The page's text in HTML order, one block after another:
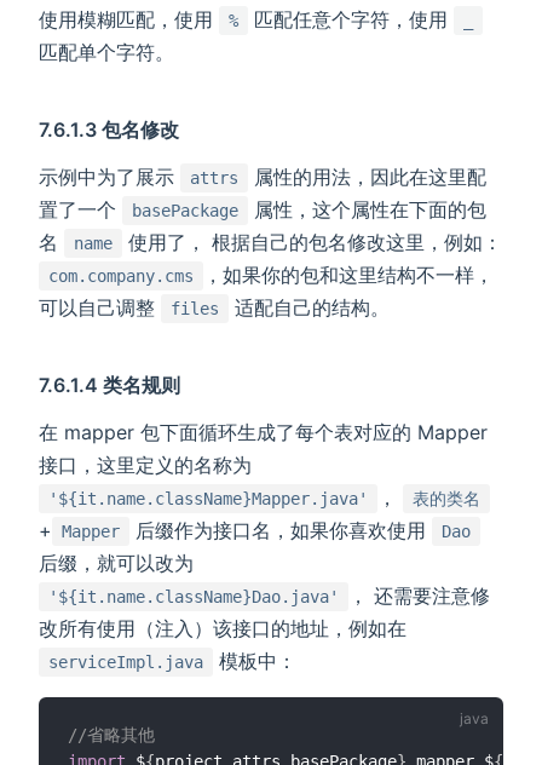
使用模糊匹配，使用
% 匹配任意个字符，使用
匹配单个字符。
7.6.1.3 包名修改
示例中为了展示
attrs
属性的用法，因此在这里配
置了一个
basePackage
属性，这个属性在下面的包
名
name 使用了， 根据自己的包名修改这里，例如：
com.company.cms
，如果你的包和这里结构不一样，
可以自己调整
files 适配自己的结构。
7.6.1.4 类名规则
在 mapper 包下面循环生成了每个表对应的 Mapper
接口，这里定义的名称为
'${it.name.className}Mapper.java' ， 表的类名
+ Mapper 后缀作为接口名，如果你喜欢使用 Dao
后缀，就可以改为
'${it.name.className}Dao.java'
， 还需要注意修
改所有使用（注入）该接口的地址，例如在
serviceImpl.java 模板中：
//省略其他